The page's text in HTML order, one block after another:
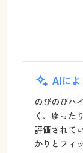
AIに
のびのびハ
く、ゆった
評価されて
かりとフィ